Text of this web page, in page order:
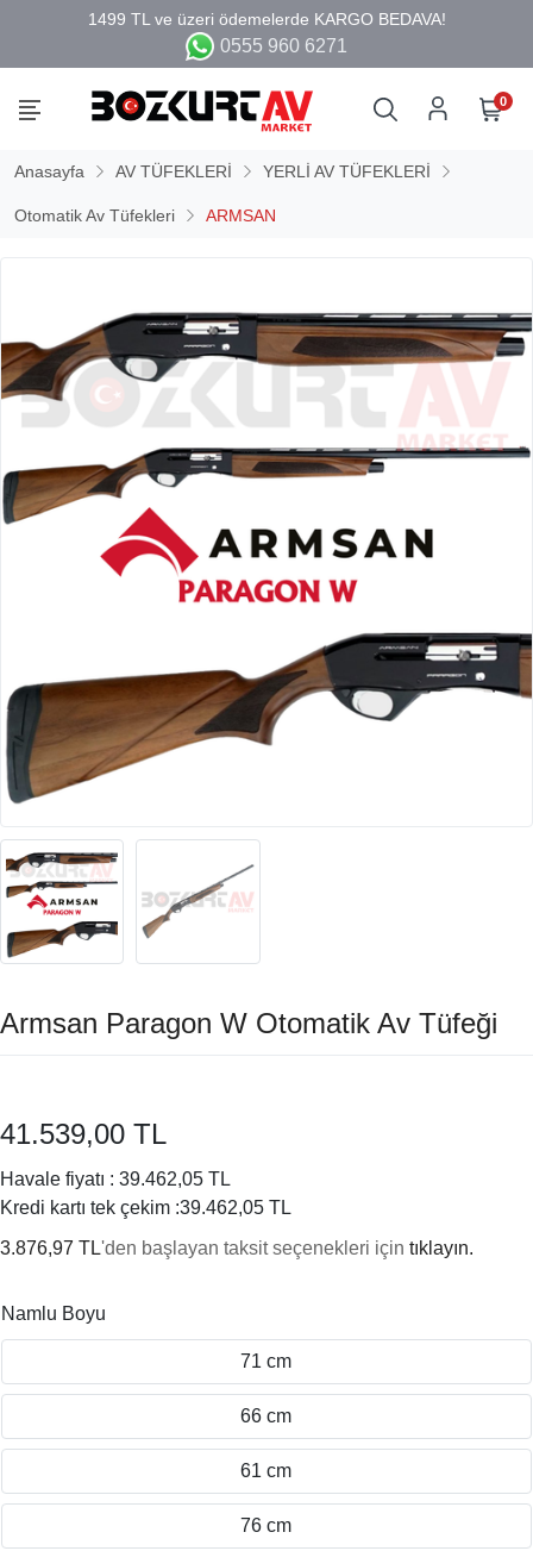
0555 960 6271
0
Anasayfa AV TÜFEKLERİ YERLİ AV TÜFEKLERİ
Otomatik Av Tüfekleri ARMSAN
Armsan Paragon W Otomatik Av Tüfeği
41.539,00 TL
Havale fiyatı : 39.462,05 TL
Kredi kartı tek çekim :39.462,05 TL
3.876,97 TL'den başlayan taksit seçenekleri için tıklayın.
Namlu Boyu
71 cm
66 cm
61 cm
76 cm